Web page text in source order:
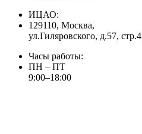
ИЦАО:
129110, Москва,
ул.Гиляровского, д.57,
Часы работы:
ПН – ПТ
9:00–18:00